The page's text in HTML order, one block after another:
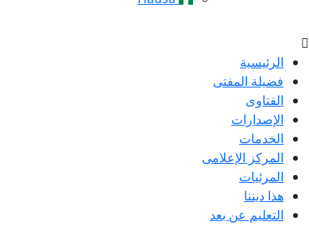
الرئيسية
فضيلة المفتى
الفتاوى
الإصدارات
الخدمات
المركز الإعلامى
المرئيات
هذا ديننا
التعليم عن بعد